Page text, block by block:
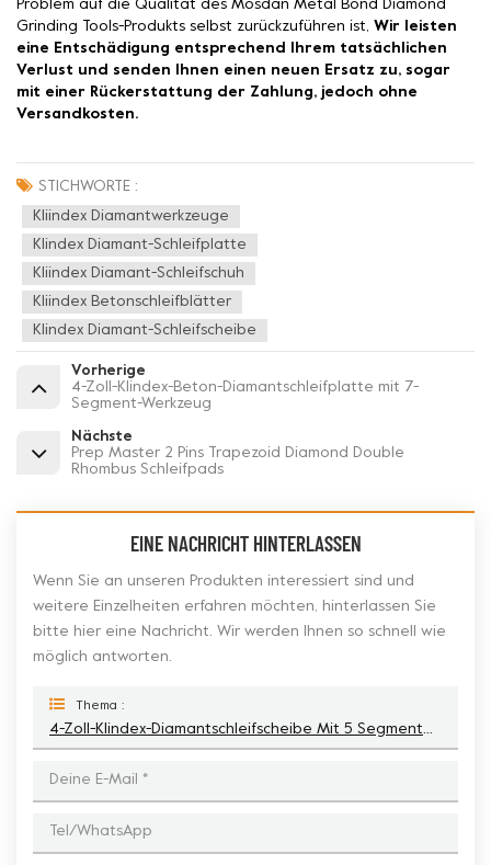
Problem auf die Qualität des Mosdan Metal Bond Diamond
Grinding Tools-Produkts selbst zurückzuführen ist, Wir leisten
eine Entschädigung entsprechend Ihrem tatsächlichen
Verlust und senden Ihnen einen neuen Ersatz zu, sogar
mit einer Rückerstattung der Zahlung, jedoch ohne
Versandkosten.
STICHWORTE :
Kliindex Diamantwerkzeuge
Klindex Diamant-Schleifplatte
Kliindex Diamant-Schleifschuh
Kliindex Betonschleifblätter
Klindex Diamant-Schleifscheibe
Vorherige
4-Zoll-Klindex-Beton-Diamantschleifplatte mit 7-
Segment-Werkzeug
Nächste
Prep Master 2 Pins Trapezoid Diamond Double
Rhombus Schleifpads
EINE NACHRICHT HINTERLASSEN
Wenn Sie an unseren Produkten interessiert sind und
weitere Einzelheiten erfahren möchten, hinterlassen Sie
bitte hier eine Nachricht. Wir werden Ihnen so schnell wie
möglich antworten.
Thema :
4-Zoll-Klindex-Diamantschleifscheibe Mit 5 Segmenten Zur Oberflächenvorbereitung